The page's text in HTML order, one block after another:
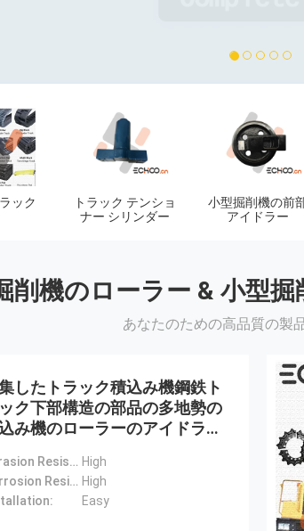
1 2 3 4 5
ック
トラック テンショ
ナー シリンダー
小型掘削機の前
アイドラー
削機のローラー & 小型
あなたのための高品質の製
したトラック積込み機鋼鉄ト
ク下部構造の部品の多地勢の
み機のローラーのアイドラー
Abrasion Resistance: High
Corrosion Resistance: High
Easy